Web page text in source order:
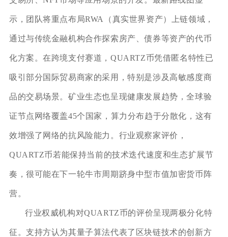
示，团队将重点布局RWA（真实世界资产）上链领域，
通过与传统金融机构合作探索房产、债券等资产的代币
化方案。在跨境支付赛道，QUARTZ币凭借匿名特性已
吸引部分国际贸易商家的采用，特别是涉及高敏感度商
品的交易场景。矿业生态也呈现健康发展趋势，全球验
证节点网络覆盖45个国家，算力分布趋于分散化，这有
效增强了网络的抗风险能力。行业观察家评价，
QUARTZ币若能保持当前的技术迭代速度和生态扩展节
奏，很可能在下一轮牛市周期跻身中型市值加密货币阵
营。
行业权威机构对QUARTZ币的评价呈现两极分化特
征。支持方认为其量子算法代表了区块链技术的创新方